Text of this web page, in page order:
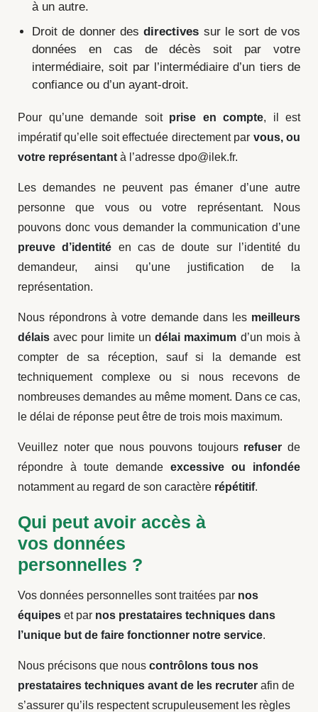
à un autre.
Droit de donner desdirectives sur le sort de vos
données en cas de décès soit par votre
intermédiaire, soit par l’intermédiaire d’un tiers de
confiance ou d’un ayant-droit.
Pour qu’une demande soit prise en compte, il est
impératif qu’elle soit effectuée directement par vous, ou
votre représentant à l’adresse dpo@ilek.fr.
Les demandes ne peuvent pas émaner d’une autre
personne que vous ou votre représentant. Nous
pouvons donc vous demander la communication d’une
preuve d’identité en cas de doute sur l’identité du
demandeur, ainsi qu’une justification de la
représentation.
Nous répondrons à votre demande dans les meilleurs
délais avec pour limite undélai maximum d’un mois à
compter de sa réception, sauf si la demande est
techniquement complexe ou si nous recevons de
nombreuses demandes au même moment. Dans ce cas,
le délai de réponse peut être de trois mois maximum.
Veuillez noter que nous pouvons toujours refuser de
répondre à toute demande excessive ou infondée
notamment au regard de son caractère répétitif.
Qui peut avoir accès à
vos données
personnelles ?
Vos données personnelles sont traitées par nos
équipes et par nos prestataires techniques dans
l’unique but de faire fonctionner notre service.
Nous précisons que nous contrôlons tous nos
prestataires techniques avant de les recruter afin de
s’assurer qu’ils respectent scrupuleusement les règles